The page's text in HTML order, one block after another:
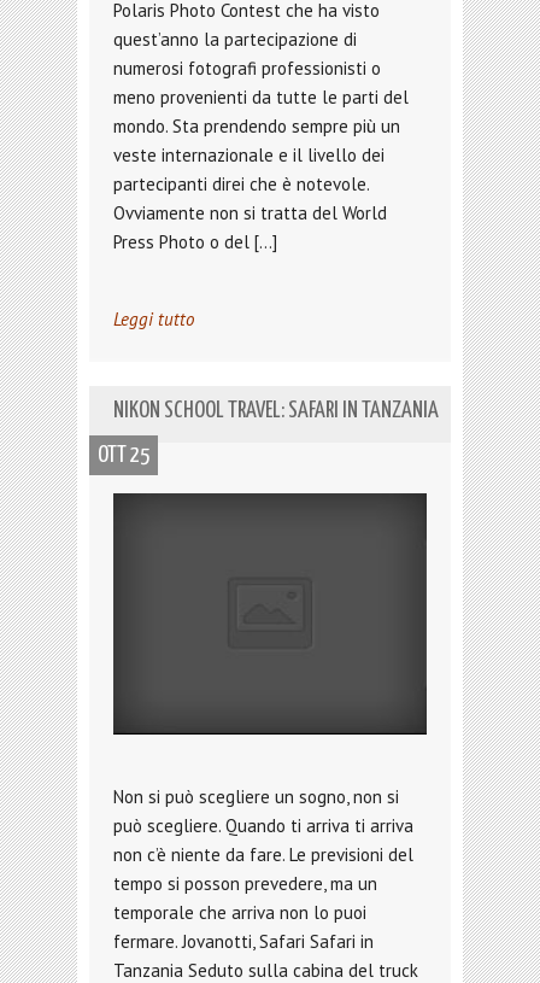
Polaris Photo Contest che ha visto
quest’anno la partecipazione di
numerosi fotografi professionisti o
meno provenienti da tutte le parti del
mondo. Sta prendendo sempre più un
veste internazionale e il livello dei
partecipanti direi che è notevole.
Ovviamente non si tratta del World
Press Photo o del […]
Leggi tutto
NIKON SCHOOL TRAVEL: SAFARI IN TANZANIA
OTT 25
Non si può scegliere un sogno, non si
può scegliere. Quando ti arriva ti arriva
non c’è niente da fare. Le previsioni del
tempo si posson prevedere, ma un
temporale che arriva non lo puoi
fermare. Jovanotti, Safari Safari in
Tanzania Seduto sulla cabina del truck